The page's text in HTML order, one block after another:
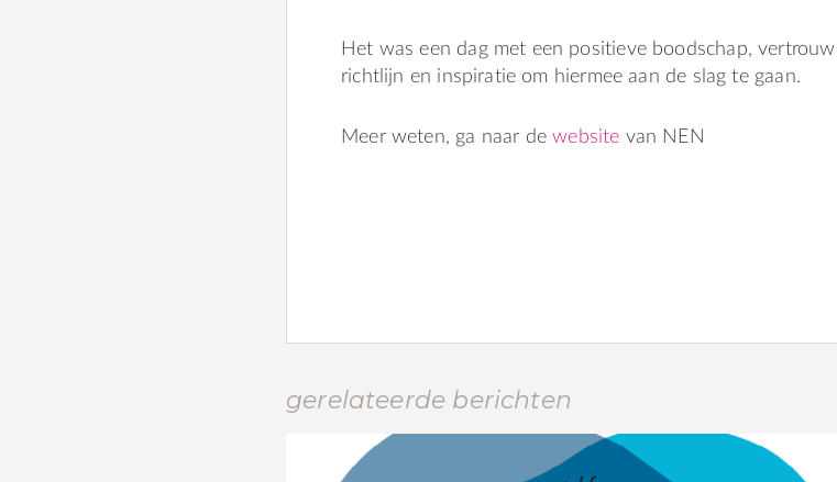
Het was een dag met een positieve boodschap,
richtlijn en inspiratie om hiermee aan de slag te gaan.
Meer weten, ga naar dewebsite van NEN
gerelateerde berichten